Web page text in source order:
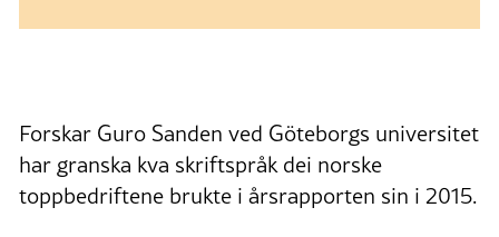
Forskar Guro Sanden ved Göteborgs universitet
har granska kva skriftspråk dei norske
toppbedriftene brukte i årsrapporten sin i 2015.